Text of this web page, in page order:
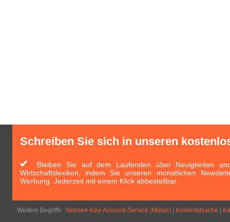
Schreiben Sie sich in unseren
Bleiben Sie auf dem Laufenden über Neuigkeiten
Wirtschaftslexikon, indem Sie unseren monatlichen
Werbung. Jederzeit mit einem Klick abbestellbar.
Weitere Begriffe : Nielsen-Key-Account-Service (Midas) Insidertatsache